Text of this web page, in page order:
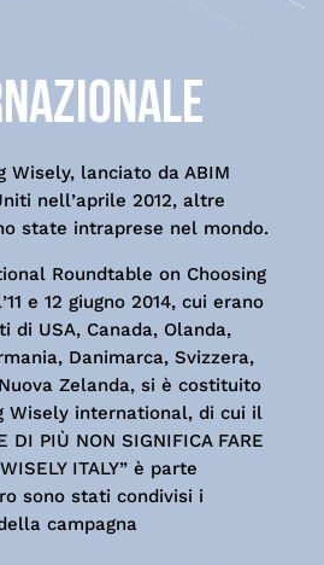
Wisely, lanciato da ABIM
nell’aprile 2012, altre
state intraprese nel mondo.
Roundtable on Choosing
e 12 giugno 2014, cui erano
di USA, Canada, Olanda,
Danimarca, Svizzera,
Zelanda, si è costituito
Wisely international, di cui il
PIÙ NON SIGNIFICA FARE
ITALY” è parte
sono stati condivisi i
campagna